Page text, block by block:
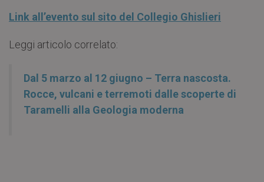
Link all’evento sul sito del Collegio Ghislieri
Leggi articolo correlato:
Dal 5 marzo al 12 giugno – Terra nascosta.
Rocce, vulcani e terremoti dalle scoperte di
Taramelli alla Geologia moderna